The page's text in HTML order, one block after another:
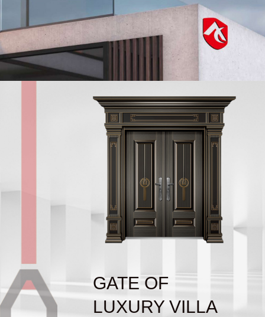
GATE OF
LUXURY VILLA